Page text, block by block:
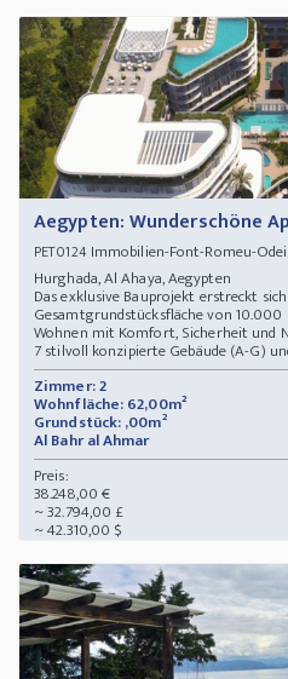
Aegypten: Wunderschöne
PET0124Immobilien-Font-Romeu-
Hurghada, Al Ahaya, Aegypten
Das exklusive Bauprojekt erstreckt
Gesamtgrundstücksfläche von
Wohnen mit Komfort, Sicherheit und
7 stilvoll konzipierte Gebäude (A-G)
Zimmer: 2
Wohnfläche: 62,00m²
Grundstück: ,00m²
Al Bahr al Ahmar
Preis:
38.248,00 €
~ 32.794,00 £
~ 42.310,00 $